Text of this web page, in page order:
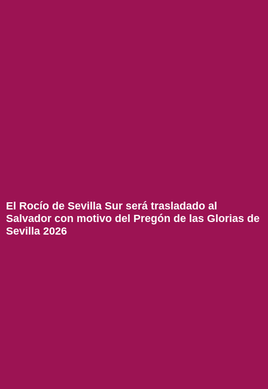
El Rocío de Sevilla Sur será trasladado al
Salvador con motivo del Pregón de las Glorias de
Sevilla 2026